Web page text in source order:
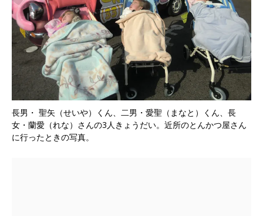
長男・ 聖矢（せいや）くん、二男・愛聖（まなと）くん、長
女・蘭愛（れな）さんの3人きょうだい。近所のとんかつ屋さん
に行ったときの写真。